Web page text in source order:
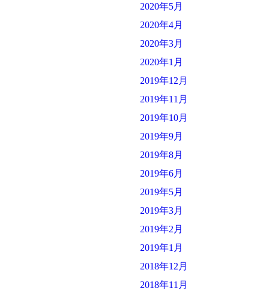
2020年5月
2020年4月
2020年3月
2020年1月
2019年12月
2019年11月
2019年10月
2019年9月
2019年8月
2019年6月
2019年5月
2019年3月
2019年2月
2019年1月
2018年12月
2018年11月